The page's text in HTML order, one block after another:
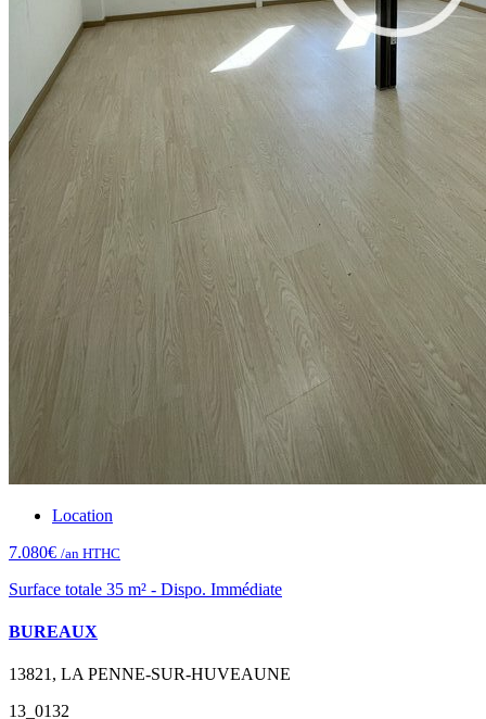
Location
7.080€ /an HTHC
Surface totale 35 m² - Dispo. Immédiate
BUREAUX
13821, LA PENNE-SUR-HUVEAUNE
13_0132